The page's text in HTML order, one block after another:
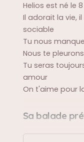
Helios est né le
Il adorait la vie,
sociable
Tu nous
Nous te
Tu seras
amour
On t'aime pour
Sa balade
Se promener